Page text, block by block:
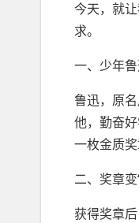
今天，就
求。
一、少年
鲁迅，原
他，勤奋
一枚金质
二、奖章
获得奖章